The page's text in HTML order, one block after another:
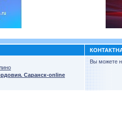
Саранск-online
Вы можете